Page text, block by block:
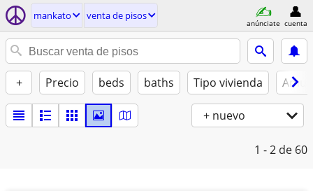
mankato venta de pisos
anúnciate cuenta
+ Precio beds baths Tipo vivienda
+ nuevo
1 - 2 de 60